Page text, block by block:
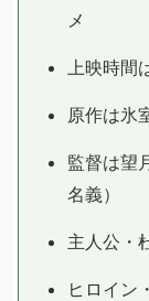
メ
上映時間
原作は氷
監督は望
名義）
主人公・
ヒロイン